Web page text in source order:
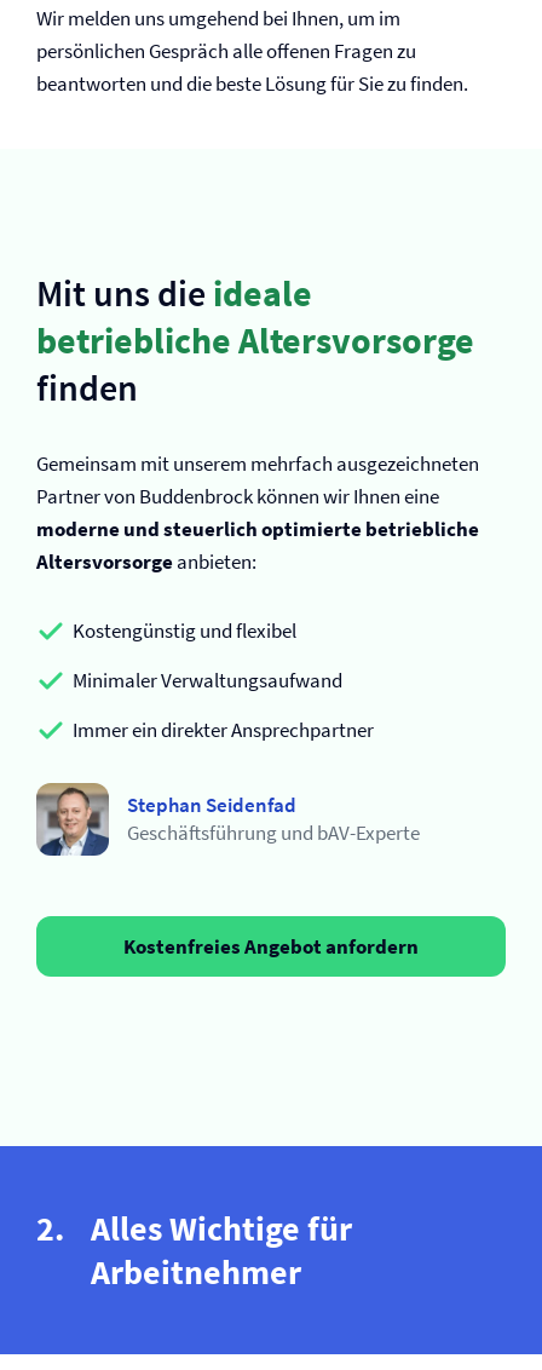
Wir melden uns umgehend bei Ihnen, um im
persönlichen Gespräch alle offenen Fragen zu
beantworten und die beste Lösung für Sie zu finden.
Mit uns die ideale
betriebliche Altersvorsorge
finden
Gemeinsam mit unserem mehrfach ausgezeichneten
Partner von Buddenbrock können wir Ihnen eine
moderne und steuerlich optimierte betriebliche
Altersvorsorgeanbieten:
Kostengünstig und flexibel
Minimaler Verwaltungsaufwand
Immer ein direkter Ansprechpartner
Stephan Seidenfad
Geschäftsführung und bAV-Experte
Kostenfreies Angebot anfordern
Alles Wichtige für
Arbeitnehmer